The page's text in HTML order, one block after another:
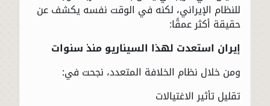
للنظام الإيراني، لكنه في الوقت نفسه يكشف عن
حقيقة أكثر عمقًا:
إيران استعدت لهذا السيناريو منذ سنوات
ومن خلال نظام الخلافة المتعدد، نجحت في:
تقليل تأثير الاغتيالات